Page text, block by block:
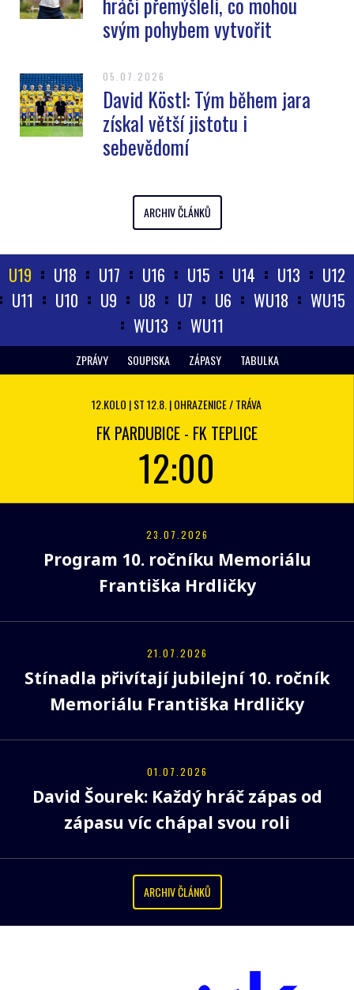
svým pohybem vytvořit
05.07.2026
David Köstl: Tým během jara
získal větší jistotu i
sebevědomí
ARCHIV ČLÁNKŮ
U19 U18 U17 U16 U15 U14 U13
U12
U11
U10 U9 U8 U7 U6 WU18
WU15
WU13
WU11
ZPRÁVY SOUPISKA ZÁPASY TABULKA
12.KOLO | ST 12.8. | OHRAZENICE / TRÁVA
FK PARDUBICE - FK TEPLICE
12:00
23.07.2026
Program 10. ročníku Memoriálu
Františka Hrdličky
21.07.2026
Stínadla přivítají jubilejní 10. ročník
Memoriálu Františka Hrdličky
01.07.2026
David Šourek: Každý hráč zápas od
zápasu víc chápal svou roli
ARCHIV ČLÁNKŮ